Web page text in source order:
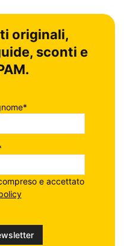
originali,
sconti e
e accettato